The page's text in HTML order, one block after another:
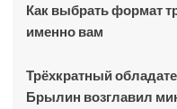
Как выбрать формат
именно вам
Трёхкратный
Брылин возглавил